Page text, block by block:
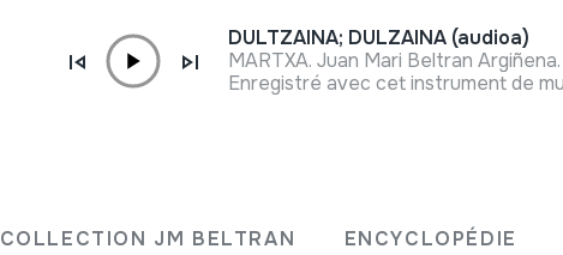
COLLECTION JM BELTRAN ENCYCLOPÉDIE
DULTZAINA; DULZAINA (audioa)
MARTXA. Juan Mari Beltran
Enregistré avec cet instrument de